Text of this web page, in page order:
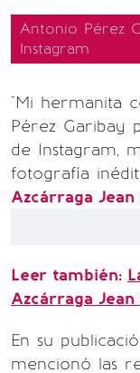
Antonio Pérez
Instagram
"Mi hermanita
Pérez Garibay
de Instagram,
fotografía
Azcárraga Jean
Leer también:
Azcárraga
En su
mencionó las